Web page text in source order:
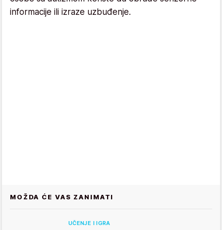
informacije ili izraze uzbuđenje.
MOŽDA ĆE VAS ZANIMATI
UČENJE I IGRA